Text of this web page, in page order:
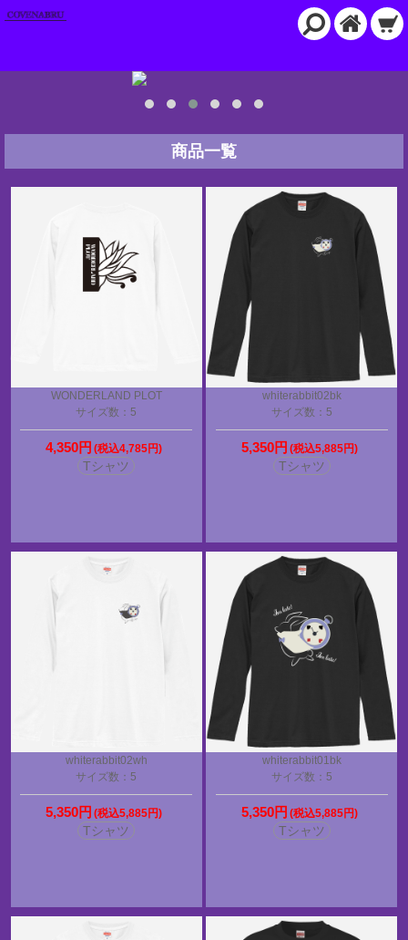
商品一覧
WONDERLAND PLOT
サイズ数：5
4,350円 (税込4,785円)
Tシャツ
whiterabbit02bk
サイズ数：5
5,350円 (税込5,885円)
Tシャツ
whiterabbit02wh
サイズ数：5
5,350円 (税込5,885円)
Tシャツ
whiterabbit01bk
サイズ数：5
5,350円 (税込5,885円)
Tシャツ